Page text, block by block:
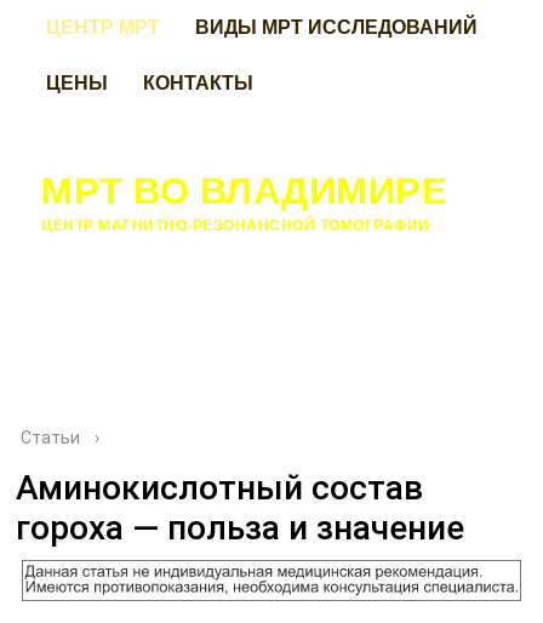
ЦЕНТР МРТ
ВИДЫ МРТ ИССЛЕДОВАНИЙ
ЦЕНЫ
КОНТАКТЫ
МРТ ВО ВЛАДИМИРЕ
ЦЕНТР МАГНИТНО-РЕЗОНАНСНОЙ ТОМОГРАФИИ
Статьи ›
Аминокислотный состав
гороха — польза и значение